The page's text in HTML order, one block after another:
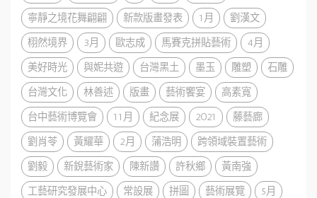
寧靜之境花舞翩翩
新款版畫發表 1月
劉漢文
栩然境界
3月 歐志成 馬賽克拼貼藝術
4月
美好時光
與妮共遊 台灣黑土 墨玉 雕塑
石雕
台灣文化
林善述 版畫 藝術饗宴
高素寬
台中藝術博覽會
11月 紀念展 2021
藤藝廊
劉肖苓
黃耀華 2月 蒲浩明
跨領域裝置藝術
劉毅
新銳藝術家 陳新讚 許秋鄉
黃南強
工藝研究發展中心
常設展 拼圖 藝術展覽
5月